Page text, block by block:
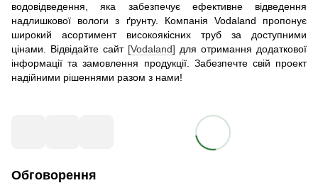
водовідведення, яка забезпечує ефективне відведення
надлишкової вологи з ґрунту. Компанія Vodaland пропонує
широкий асортимент високоякісних труб за доступними
цінами. Відвідайте сайт [Vodaland] для отримання додаткової
інформації та замовлення продукції. Забезпечте свій проект
надійними рішеннями разом з нами!
Обговорення